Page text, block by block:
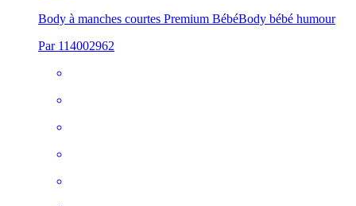
Body à manches courtes Premium BébéBody bébé humour
Par 114002962